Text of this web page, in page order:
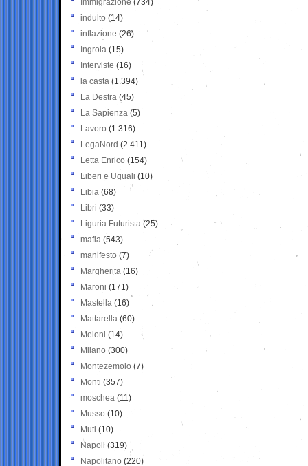
Immigrazione (734)
indulto (14)
inflazione (26)
Ingroia (15)
Interviste (16)
la casta (1.394)
La Destra (45)
La Sapienza (5)
Lavoro (1.316)
LegaNord (2.411)
Letta Enrico (154)
Liberi e Uguali (10)
Libia (68)
Libri (33)
Liguria Futurista (25)
mafia (543)
manifesto (7)
Margherita (16)
Maroni (171)
Mastella (16)
Mattarella (60)
Meloni (14)
Milano (300)
Montezemolo (7)
Monti (357)
moschea (11)
Musso (10)
Muti (10)
Napoli (319)
Napolitano (220)